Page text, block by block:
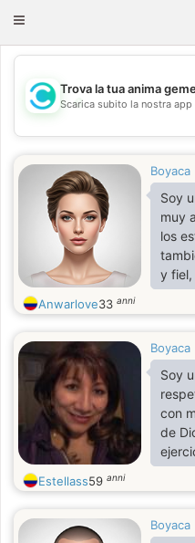
Toggle
💖
💕
Trova la tua anima
Scarica subito la nostra
Boyaca
Soy
muy
los
y fiel,
Me
Anwarlove33 anni
Boyaca
Soy una mujer sencilla, dulce,
con
de
el
Estellass59 anni
Boyaca